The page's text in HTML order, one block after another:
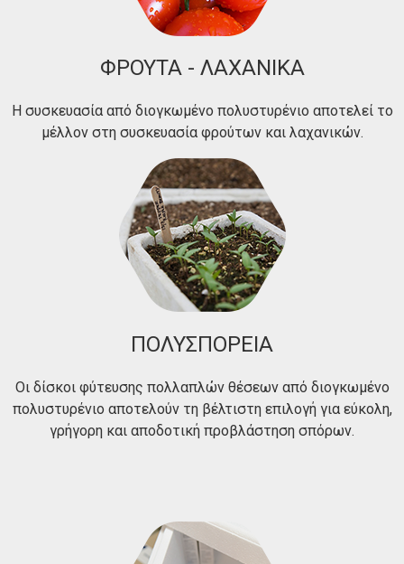
ΦΡΟΥΤΑ - ΛΑΧΑΝΙΚΑ
Η συσκευασία από διογκωμένο πολυστυρένιο αποτελεί το
μέλλον στη συσκευασία φρούτων και λαχανικών.
ΠΟΛΥΣΠΟΡΕΙΑ
Οι δίσκοι φύτευσης πολλαπλών θέσεων από διογκωμένο
πολυστυρένιο αποτελούν τη βέλτιστη επιλογή για εύκολη,
γρήγορη και αποδοτική προβλάστηση σπόρων.